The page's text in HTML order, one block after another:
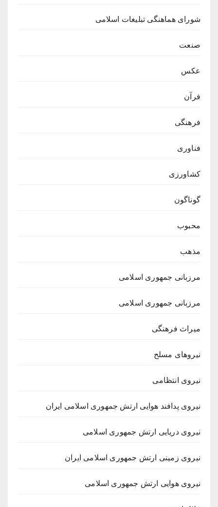
شورای هماهنگی تبلیغات اسلامی
صنعت
عکس
فرآن
فرهنگی
فناوری
کشاورزی
گوناگون
محبوب
مذهب
مرزبانی جمهوری اسلامی
مرزبانی جمهوری اسلامی
میراث فرهنگی
نیروهای مسلح
نیروی انتظامی
نیروی پدافند هوایی ارتش جمهوری اسلامی ایران
نیروی دریایی ارتش جمهوری اسلامی
نیروی زمینی ارتش جمهوری اسلامی ایران
نیروی هوایی ارتش جمهوری اسلامی